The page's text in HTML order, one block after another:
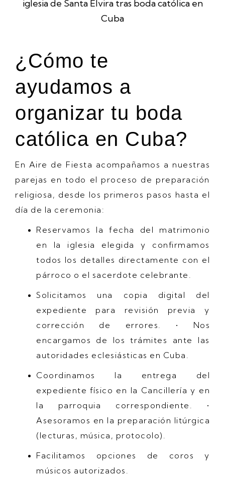
¿Cómo te
ayudamos a
organizar tu boda
católica en Cuba?
En Aire de Fiesta acompañamos a nuestras
parejas en todo el proceso de preparación
religiosa, desde los primeros pasos hasta el
día de la ceremonia:
Reservamos la fecha del matrimonio
en la iglesia elegida y confirmamos
todos los detalles directamente con el
párroco o el sacerdote celebrante.
Solicitamos una copia digital del
expediente para revisión previa y
corrección de errores. • Nos
encargamos de los trámites ante las
autoridades eclesiásticas en Cuba.
Coordinamos la entrega del
expediente físico en la Cancillería y en
la parroquia correspondiente. •
Asesoramos en la preparación litúrgica
(lecturas, música, protocolo).
Facilitamos opciones de coros y
músicos autorizados.